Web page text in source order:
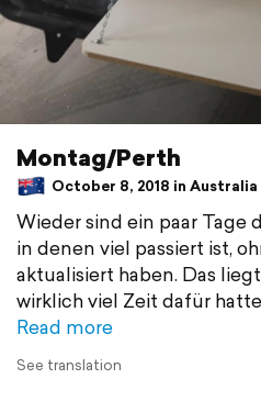
Montag/Perth
October 8, 2018 in Australia
Wieder sind ein paar Tage
in denen viel passiert ist,
aktualisiert haben. Das
wirklich viel Zeit dafür
Read more
See translation